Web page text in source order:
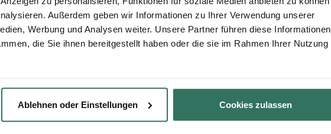
Außerdem geben wir Informationen zu Ihrer Verwendung unserer
Werbung und Analysen weiter. Unsere Partner führen diese Informationen
die Sie ihnen bereitgestellt haben oder die sie im Rahmen Ihrer Nutzung
Ablehnen oder Einstellungen Cookies zulassen